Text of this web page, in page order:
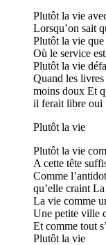
Plutôt la vie
Lorsqu’on sait
Plutôt la vie que
Où le service
Plutôt la vie
Quand les
moins doux Et
il ferait libre oui
Plutôt la vie
Plutôt la vie
A cette tête
Comme
qu’elle craint
La vie comme
Une petite ville
Et comme tout
Plutôt la vie